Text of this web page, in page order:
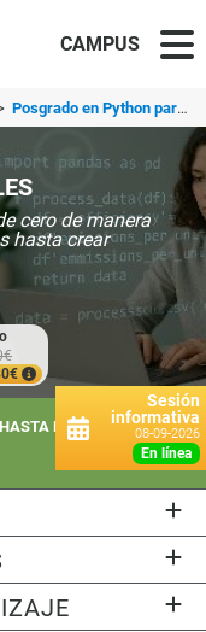
CAMPUS
Posgrado en Python para Profesionales
Sesión
informativa
08-09-2026
en línea
cero de manera
hasta crear
HASTA EL 10 DE